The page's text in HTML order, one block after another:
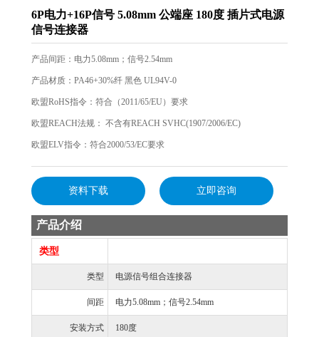
6P电力+16P信号 5.08mm 公端座 180度 插片式电源
信号连接器
产品间距：电力5.08mm；信号2.54mm
产品材质：PA46+30%纤 黑色 UL94V-0
欧盟RoHS指令：符合（2011/65/EU）要求
欧盟REACH法规： 不含有REACH SVHC(1907/2006/EC)
欧盟ELV指令：符合2000/53/EC要求
资料下载 立即咨询
产品介绍
类型
类型 电源信号组合连接器
间距 电力5.08mm；信号2.54mm
安装方式 180度